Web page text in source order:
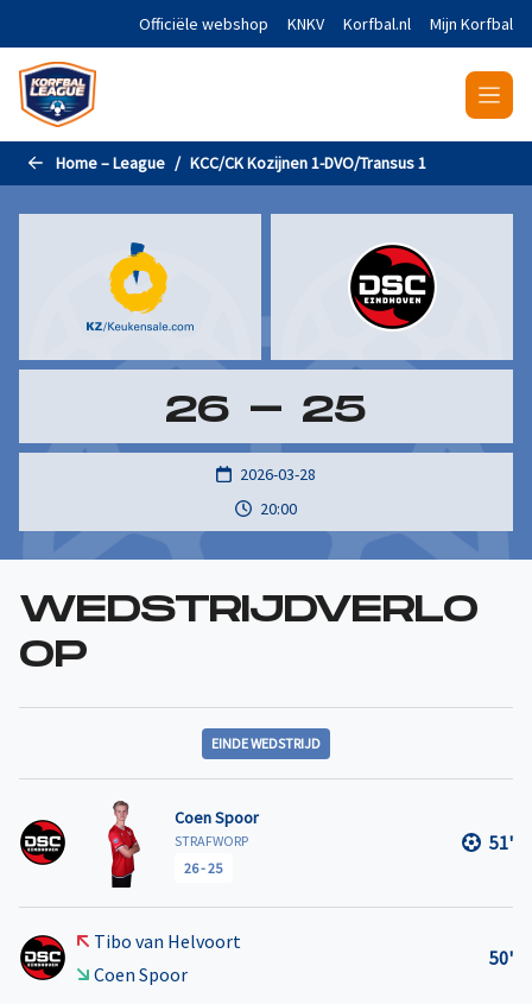
Naar de hoofdinhoud gaanOfficiële webshop KNKV Korfbal.nl Mijn Korfbal
Home – League KCC/CK Kozijnen 1-DVO/Transus 1
26 - 25
2026-03-28
20:00
WEDSTRIJDVERLO
OP
EINDE WEDSTRIJD
Coen Spoor
STRAFWORP
26-25
51'
Tibo van Helvoort
Coen Spoor
50'